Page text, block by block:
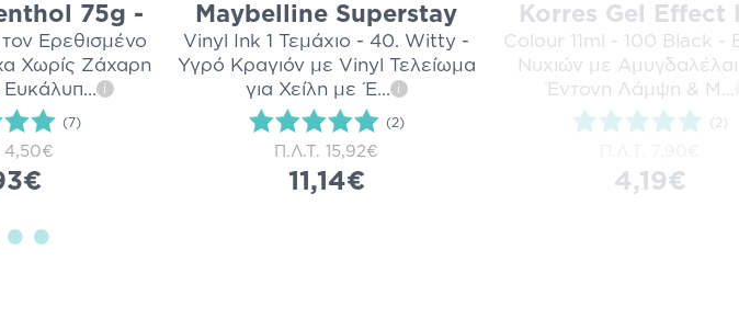
75g -
Ερεθισμένο
Χωρίς Ζάχαρη
... i
(7)
4,50€
Maybelline Superstay
Vinyl Ink 1 Τεμάχιο - 40. Witty -
Υγρό Κραγιόν με Vinyl Τελείωμα
για Χείλη με Έ... i
(2)
Π.Λ.Τ. 15,92€
11,14€
Korres Gel Effect
Colour 11ml - 100 Black -
Νυχιών με
Έντονη Λάμψη & Μ
(2)
4,19€